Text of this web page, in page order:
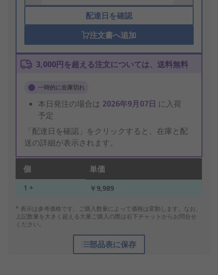
配達日を確認
注文書へ追加
3,000円を超える注文については、送料無料
一時的に在庫切れ
本日発注の場合は 2026年9月07日 に入荷
予定
「配達日を確認」をクリックすると、在庫と配
送の詳細が表示されます。
個 単価
1 + ￥9,989
* 表示は参考価格です。ご購入数量によって価格は変動します。なお、
上記数量を大きく超える大量ご購入の際は右下チャットからお問合せ
ください。
部品表に保存